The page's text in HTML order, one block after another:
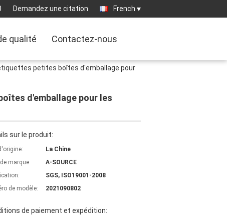
Demandez une citation French
qualité Contactez-nous
petites boîtes d'emballage pour
d'emballage pour les
sur le produit:
La Chine
marque:
A-SOURCE
SGS, ISO19001-2008
de modèle:
2021090802
de paiement et expédition: